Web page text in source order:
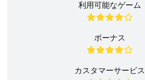
利用可能なゲーム
ボーナス
カスタマーサービス